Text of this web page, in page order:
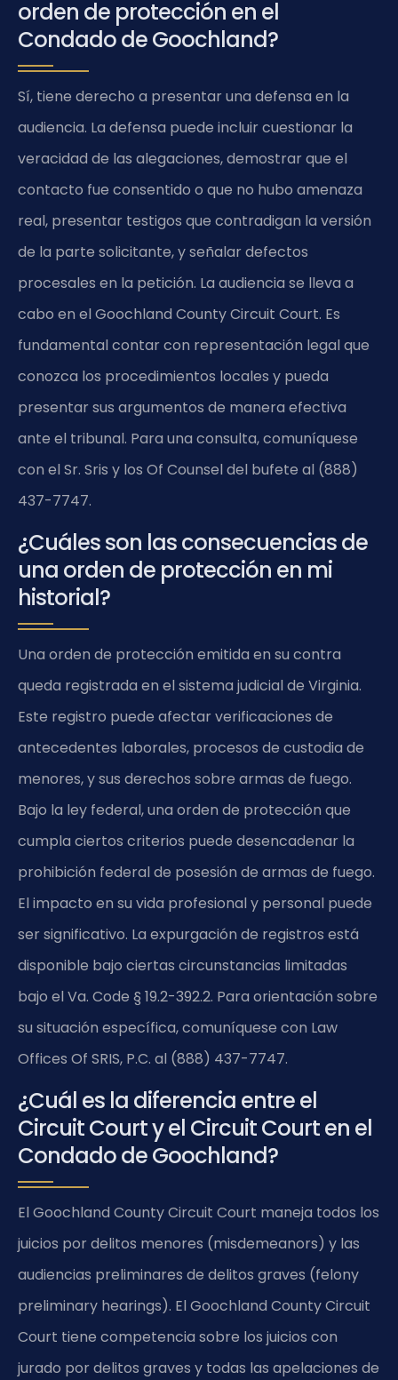
orden de protección en el
Condado de Goochland?
Sí, tiene derecho a presentar una defensa en la
audiencia. La defensa puede incluir cuestionar la
veracidad de las alegaciones, demostrar que el
contacto fue consentido o que no hubo amenaza
real, presentar testigos que contradigan la versión
de la parte solicitante, y señalar defectos
procesales en la petición. La audiencia se lleva a
cabo en el Goochland County Circuit Court. Es
fundamental contar con representación legal que
conozca los procedimientos locales y pueda
presentar sus argumentos de manera efectiva
ante el tribunal. Para una consulta, comuníquese
con el Sr. Sris y los Of Counsel del bufete al (888)
437-7747.
¿Cuáles son las consecuencias de
una orden de protección en mi
historial?
Una orden de protección emitida en su contra
queda registrada en el sistema judicial de Virginia.
Este registro puede afectar verificaciones de
antecedentes laborales, procesos de custodia de
menores, y sus derechos sobre armas de fuego.
Bajo la ley federal, una orden de protección que
cumpla ciertos criterios puede desencadenar la
prohibición federal de posesión de armas de fuego.
El impacto en su vida profesional y personal puede
ser significativo. La expurgación de registros está
disponible bajo ciertas circunstancias limitadas
bajo el Va. Code § 19.2-392.2. Para orientación sobre
su situación específica, comuníquese con Law
Offices Of SRIS, P.C. al (888) 437-7747.
¿Cuál es la diferencia entre el
Circuit Court y el Circuit Court en el
Condado de Goochland?
El Goochland County Circuit Court maneja todos los
juicios por delitos menores (misdemeanors) y las
audiencias preliminares de delitos graves (felony
preliminary hearings). El Goochland County Circuit
Court tiene competencia sobre los juicios con
jurado por delitos graves y todas las apelaciones de